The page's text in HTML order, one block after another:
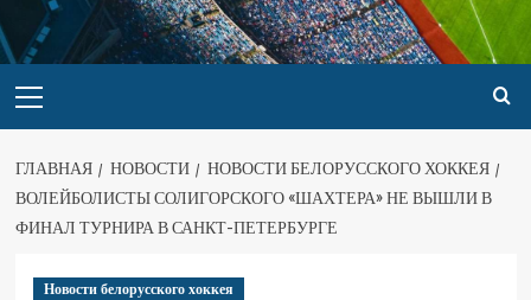
ГЛАВНАЯ НОВОСТИ
НОВОСТИ БЕЛОРУССКОГО ХОККЕЯ
ВОЛЕЙБОЛИСТЫ СОЛИГОРСКОГО «ШАХТЕРА» НЕ ВЫШЛИ В
ФИНАЛ ТУРНИРА В САНКТ-ПЕТЕРБУРГЕ
Новости белорусского хоккея